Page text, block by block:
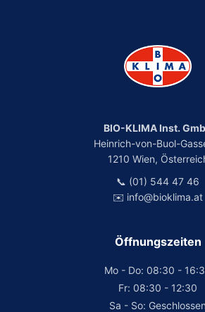
BIO-KLIMA Inst.
Heinrich-von-Buol-
1210 Wien,
📞 (01) 544 47 46
✉️ info@bioklima.at
Öffnungszeiten
Mo - Do: 08:30 -
Fr: 08:30 - 12:30
Sa - So: Geschlossen